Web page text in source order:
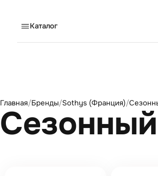
Каталог
Главная/Бренды/Sothys (Франция)/